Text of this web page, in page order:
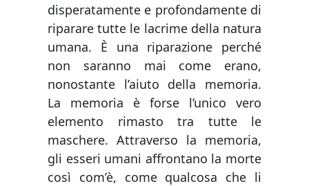
disperatamente e profondamente di
riparare tutte le lacrime della natura
umana. È una riparazione perché
non saranno mai come erano,
nonostante l’aiuto della memoria.
La memoria è forse l’unico vero
elemento rimasto tra tutte le
maschere. Attraverso la memoria,
gli esseri umani affrontano la morte
così com’è, come qualcosa che li